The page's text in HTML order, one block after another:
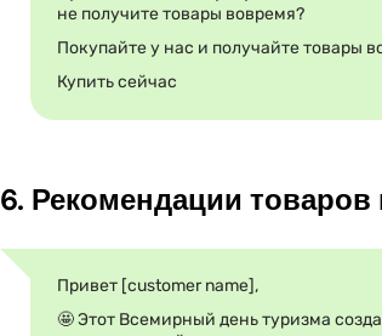
не получите товары вовремя?
Покупайте у нас и получайте товары
Купить сейчас
6. Рекомендации
Привет [customer name],
🤩 Этот Всемирный день туризма